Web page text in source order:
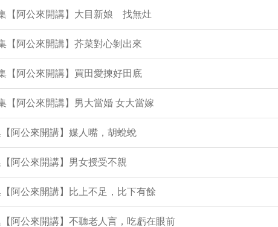
【阿公來開講】大目新娘 找無灶
【阿公來開講】芥菜對心剝出來
【阿公來開講】買田愛揀好田底
【阿公來開講】男大當婚 女大當嫁
阿公來開講】媒人嘴，胡蛻蛻
阿公來開講】男女授受不親
阿公來開講】比上不足，比下有餘
阿公來開講】不聽老人言，吃虧在眼前